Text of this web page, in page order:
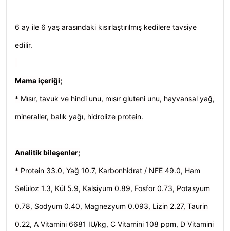
6 ay ile 6 yaş arasındaki kısırlaştırılmış kedilere tavsiye
edilir.
Mama içeriği;
* Mısır, tavuk ve hindi unu, mısır gluteni unu, hayvansal yağ,
mineraller, balık yağı, hidrolize protein.
Analitik bileşenler;
* Protein 33.0, Yağ 10.7, Karbonhidrat / NFE 49.0, Ham
Selüloz 1.3, Kül 5.9, Kalsiyum 0.89, Fosfor 0.73, Potasyum
0.78, Sodyum 0.40, Magnezyum 0.093, Lizin 2.27, Taurin
0.22, A Vitamini 6681 IU/kg, C Vitamini 108 ppm, D Vitamini